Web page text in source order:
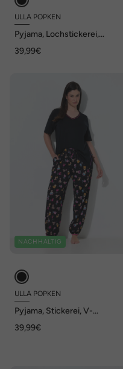
ULLA POPKEN
Pyjama, Lochstickerei,
39,99€
NACHHALTIG
ULLA POPKEN
Pyjama, Stickerei, V-
39,99€